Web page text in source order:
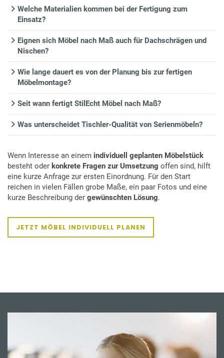
Welche Materialien kommen bei der Fertigung zum
Einsatz?
Eignen sich Möbel nach Maß auch für Dachschrägen und
Nischen?
Wie lange dauert es von der Planung bis zur fertigen
Möbelmontage?
Seit wann fertigt StilEcht Möbel nach Maß?
Was unterscheidet Tischler-Qualität von Serienmöbeln?
Wenn Interesse an einem individuell geplanten Möbelstück
besteht oder konkrete Fragen zur Umsetzung offen sind, hilft
eine kurze Anfrage zur ersten Einordnung. Für den Start
reichen in vielen Fällen grobe Maße, ein paar Fotos und eine
kurze Beschreibung der gewünschten Lösung.
JETZT MÖBEL INDIVIDUELL PLANEN